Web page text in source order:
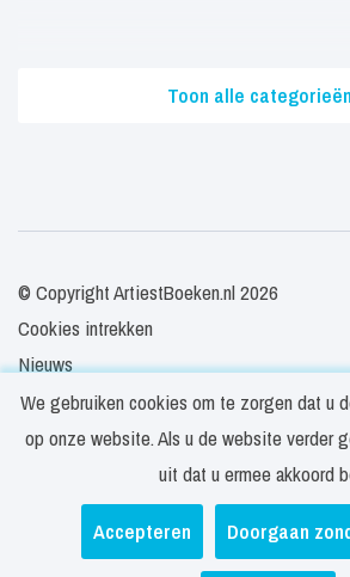
Toon alle
© Copyright ArtiestBoeken.nl 2026
Cookies intrekken
Nieuws
Veelgestelde vragen
Contact
Privacy- en cookieverklaring
Disclaimer
Algemene voorwaarden
We gebruiken cookies om te zorgen dat u
op onze website. Als u de website verder
uit dat u ermee akkoord
Accepteren Doorgaan